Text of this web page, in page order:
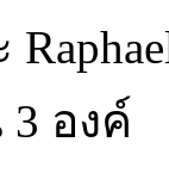
3 องค์